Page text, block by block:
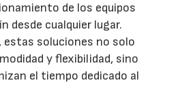
de los equipos
desde cualquier lugar.
estas soluciones no solo
y flexibilidad, sino
el tiempo dedicado al